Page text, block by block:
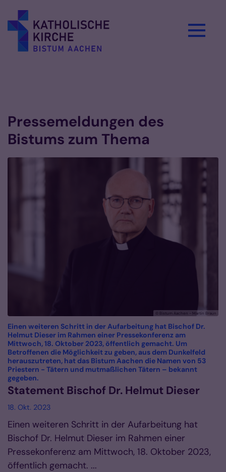
Pressemeldungen des
Bistums zum Thema
© Bistum Aachen - Martin Braun
Einen weiteren Schritt in der Aufarbeitung hat Bischof Dr.
Helmut Dieser im Rahmen einer Pressekonferenz am
Mittwoch, 18. Oktober 2023, öffentlich gemacht. Um
Betroffenen die Möglichkeit zu geben, aus dem Dunkel­feld
her­­auszutreten, hat das Bistum Aachen die Namen von 53
Priestern - Tätern und mutmaß­li­chen Tätern – bekannt
gegeben.
Statement Bischof Dr. Helmut Dieser
18. Okt. 2023
Einen weiteren Schritt in der Aufarbeitung hat
Bischof Dr. Helmut Dieser im Rahmen einer
Pressekonferenz am Mittwoch, 18. Oktober 2023,
öffentlich gemacht. ...